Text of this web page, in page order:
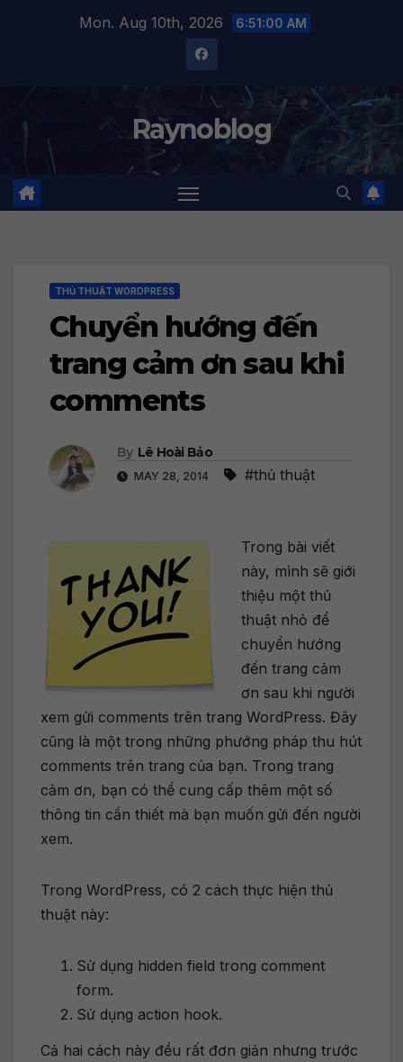
Mon. Aug 10th, 2026 6:51:00 AM
Raynoblog
THỦ THUẬT WORDPRESS
Chuyển hướng đến
trang cảm ơn sau khi
comments
By Lê Hoài Bảo
MAY 28, 2014 #thủ thuật
Trong bài viết
này, mình sẽ giới
thiệu một thủ
thuật nhỏ để
chuyển hướng
đến trang cảm
ơn sau khi người
xem gửi comments trên trang WordPress. Đây
cũng là một trong những phướng pháp thu hút
comments trên trang của bạn. Trong trang
cảm ơn, bạn có thể cung cấp thêm một số
thông tin cần thiết mà bạn muốn gửi đến người
xem.
Trong WordPress, có 2 cách thực hiện thủ
thuật này:
Sử dụng hidden field trong comment
form.
Sử dụng action hook.
Cả hai cách này đều rất đơn giản nhưng trước